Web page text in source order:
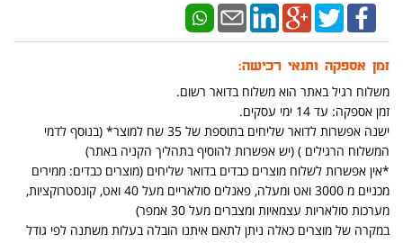
זמן אספקה ותנאי רכישה:
משלוח רגיל באתר הוא משלוח בדואר רשום.
זמן אספקה: עד 14 ימי עסקים.
ישנה אפשרות לדואר שליחים בתוספת של 35 שח למוצר* (בנוסף לדמי
המשלוח הרגילים ) (יש אפשרות להוסיף בתהליך הקניה באתר)
*אין אפשרות לשלוח מוצרים כבדים בדואר שליחים (מוצרים כבדים: ממירים
מכניים מ 3000 ואט ומעלה, פאנלים סולאריים מעל 40 ואט, קונסטרוקציות,
מערכות סולאריות עצמאיות ומצברים מעל 30 אמפר)
במקרה של מוצרים כאלה ניתן לתאם איתנו הובלה בעלות משתנה לפי גודל